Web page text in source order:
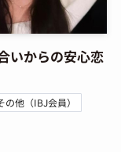
いからの安心恋
の他（IBJ会員）